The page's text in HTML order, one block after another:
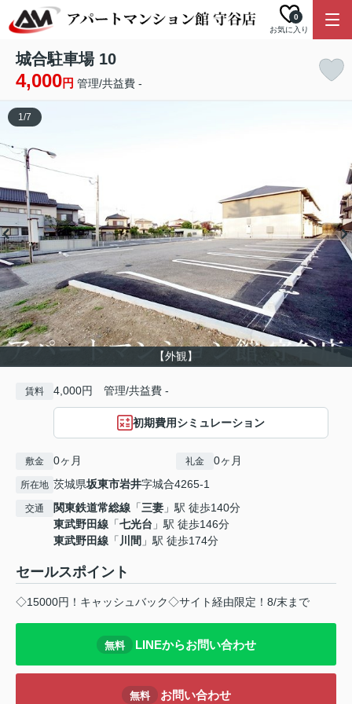
お気に入り
0
城合駐車場 10
4,000円 管理/共益費 -
【外観】
1/7
賃料 4,000円 管理/共益費 -
初期費用シミュレーション
敷金 0ヶ月 礼金 0ヶ月
所在地 茨城県坂東市岩井字城合4265-1
交通 関東鉄道常総線 「三妻 」駅 徒歩140分
東武野田線 「七光台 」駅 徒歩146分
東武野田線 「 川間 」駅 徒歩174分
セールスポイント
◇15000円！キャッシュバック◇サイト経由限定！8/末まで
無料 LINEからお問い合わせ
無料 お問い合わせ